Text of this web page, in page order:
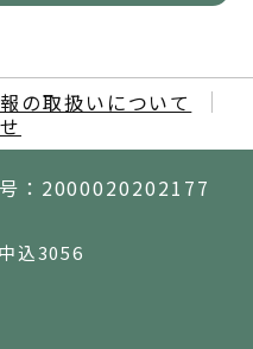
の取扱いについて
：2000020202177
込3056